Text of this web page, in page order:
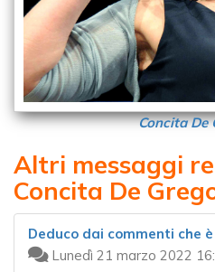
Concita De
Altri messaggi
Concita De
Deduco dai commenti che
Lunedì 21 marzo 2022